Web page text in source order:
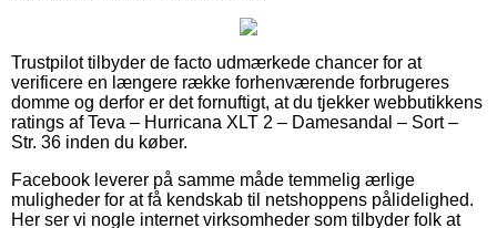
Trustpilot tilbyder de facto udmærkede chancer for at
verificere en længere række forhenværende forbrugeres
domme og derfor er det fornuftigt, at du tjekker webbutikkens
ratings af Teva – Hurricana XLT 2 – Damesandal – Sort –
Str. 36 inden du køber.
Facebook leverer på samme måde temmelig ærlige
muligheder for at få kendskab til netshoppens pålidelighed.
Her ser vi nogle internet virksomheder som tilbyder folk at